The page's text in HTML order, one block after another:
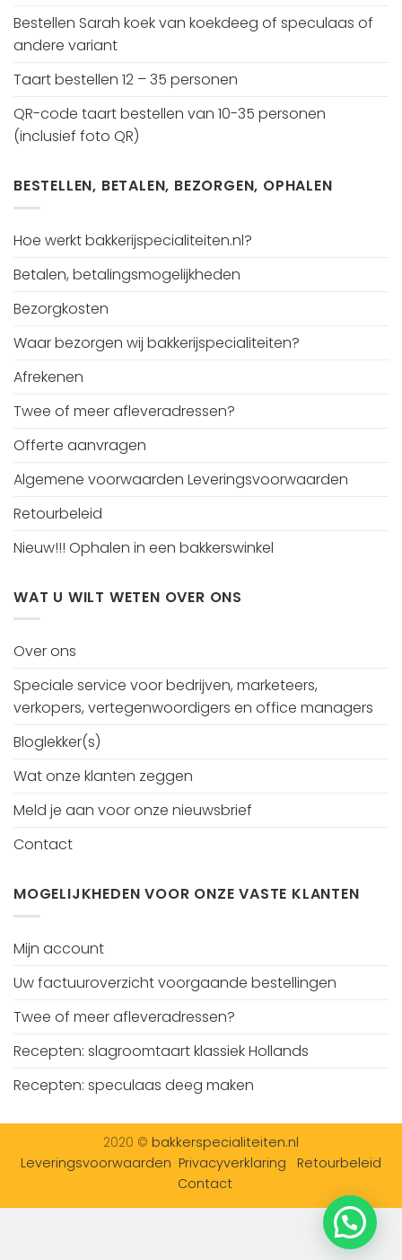
Bestellen Sarah koek van koekdeeg of speculaas of
andere variant
Taart bestellen 12 – 35 personen
QR-code taart bestellen van 10-35 personen
(inclusief foto QR)
BESTELLEN, BETALEN, BEZORGEN, OPHALEN
Hoe werkt bakkerijspecialiteiten.nl?
Betalen, betalingsmogelijkheden
Bezorgkosten
Waar bezorgen wij bakkerijspecialiteiten?
Afrekenen
Twee of meer afleveradressen?
Offerte aanvragen
Algemene voorwaarden Leveringsvoorwaarden
Retourbeleid
Nieuw!!! Ophalen in een bakkerswinkel
WAT U WILT WETEN OVER ONS
Over ons
Speciale service voor bedrijven, marketeers,
verkopers, vertegenwoordigers en office managers
Bloglekker(s)
Wat onze klanten zeggen
Meld je aan voor onze nieuwsbrief
Contact
MOGELIJKHEDEN VOOR ONZE VASTE KLANTEN
Mijn account
Uw factuuroverzicht voorgaande bestellingen
Twee of meer afleveradressen?
Recepten: slagroomtaart klassiek Hollands
Recepten: speculaas deeg maken
2020 © bakkerspecialiteiten.nl
Leveringsvoorwaarden Privacyverklaring
Retourbeleid
Contact